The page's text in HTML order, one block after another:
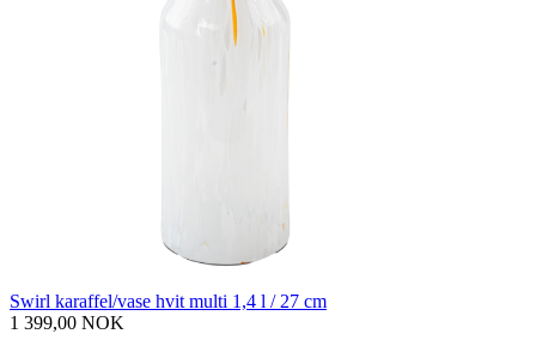
Swirl karaffel/vase hvit multi 1,4 l / 27 cm
1 399,00 NOK